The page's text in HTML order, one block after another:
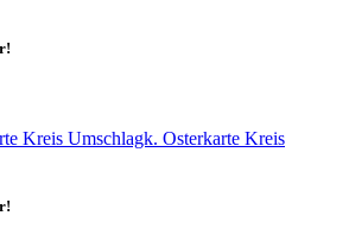
Umschlagk. Osterkarte Kreis